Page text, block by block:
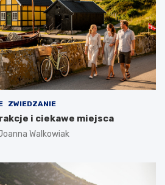
ZWIEDZANIE
i ciekawe miejsca
Walkowiak